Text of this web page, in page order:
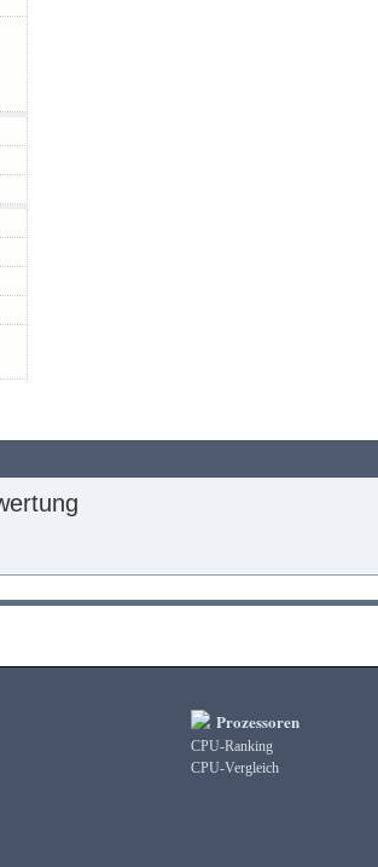
Prozessoren
CPU-Ranking
CPU-Vergleich